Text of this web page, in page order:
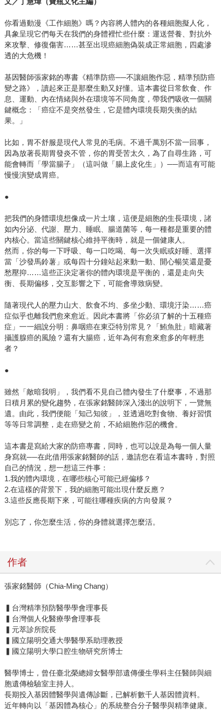
你看過動漫《工作細胞》嗎？內容將人體內的各種細胞擬人化，
具象呈現它們每天在我們的身體裡忙些什麼：運送營養、對抗外
來攻擊、修復傷害……甚至出現癌細胞偽裝成正常細胞，四處滲
透的大危機！
基因醫師張家銘的專書《精準防癌──不讓細胞作惡，精準預防癌
變之路》，讀起來正是那麼生動又好懂。這本書從日常飲食、作
息、運動、內在情緒與外在環境等不同角度，帶我們吸收一個關
鍵概念：「癌症不是突然發生，它是體內環境長期失衡的結
果。」
比如，胃不舒服是現代人常見的毛病。不過千萬別不當一回事，
因為放著長期胃發炎不管，你的胃受苦太久，為了自尋生路，可
能會轉而「學當腸子」（這叫做「腸上皮化生」）──而這有可能
慢慢演變成胃癌。
●
把我們的身體環境想像成一片土壤，這便是細胞的生長環境，諸
如內分泌、代謝、壓力、睡眠、腸道菌等，每一種都是重要的體
內核心。當這些關鍵核心維持平衡時，就是一個健康人。
然而，你的每一下呼吸、每一口吃喝、每一次失眠或好睡、選擇
當「沙發馬鈴薯」或每四十分鐘站起來動一動、開心暢笑還是憂
愁壓抑……這些正決定著你的體內環境是平衡的，還是走向失
衡、長期偏移，交互影響之下，可能會導致病變。
隨著現代人的壓力山大、飲食不均、多坐少動、環境汙染……癌
症似乎也離我們愈來愈近。因此本書將「你必須了解的十五種癌
症」一一細說分明：鼻咽癌在東亞特別常見？「鮪魚肚」暗藏著
攝護腺癌的風險？還有大腸癌，近年為何有愈來愈多的年輕患
者？
●
雖然「敵暗我明」，我們看不見自己體內發生了什麼事，不過那
日積月累的變化趨勢，在張家銘醫師深入淺出的說明下，一覽無
遺。由此，我們便能「知己知彼」，並透過吃對食物、養好習慣
等等日常調整，走在癌變之前，不給細胞作惡的機會。
這本書是寫給大家的防癌專書，同時，也可以說是為每一個人量
身寫就──在此借用張家銘醫師的話，邀請您在看這本書時，對照
自己的情況，想一想這三件事：
1.我的體內環境，在哪些核心可能已經偏移？
2.在這樣的背景下，我的細胞可能出現什麼反應？
3.這些反應長期下來，可能往哪種疾病的方向發展？
別忘了，你怎麼生活，你的身體就選擇怎麼活。
作者
張家銘醫師（Chia-Ming Chang）
▍台灣精準預防醫學學會理事長
▍台灣個人化醫療學會理事長
▍元萃診所院長
▍國立陽明交通大學醫學系助理教授
▍國立陽明大學口腔生物研究所博士
醫學博士，曾任臺北榮總婦女醫學部遺傳優生學科主任醫師與細
胞遺傳檢驗室主持人。
長期投入基因體醫學與遺傳診斷，已解析數千人基因體資料。
近年轉向以「基因體為核心」的系統整合分子醫學與精準健康。